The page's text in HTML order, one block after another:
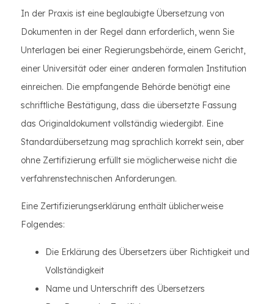
In der Praxis ist eine beglaubigte Übersetzung von
Dokumenten in der Regel dann erforderlich, wenn Sie
Unterlagen bei einer Regierungsbehörde, einem Gericht,
einer Universität oder einer anderen formalen Institution
einreichen. Die empfangende Behörde benötigt eine
schriftliche Bestätigung, dass die übersetzte Fassung
das Originaldokument vollständig wiedergibt. Eine
Standardübersetzung mag sprachlich korrekt sein, aber
ohne Zertifizierung erfüllt sie möglicherweise nicht die
verfahrenstechnischen Anforderungen.
Eine Zertifizierungserklärung enthält üblicherweise
Folgendes:
Die Erklärung des Übersetzers über Richtigkeit und
Vollständigkeit
Name und Unterschrift des Übersetzers